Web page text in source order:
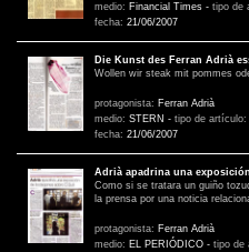
medio: Financial Times - tipo de
fecha: 21/06/2007
Die Kunst des Ferran Adrià
Wollen wir steak mit pommes
protagonista: Ferran Adrià
medio: STERN - tipo de artículo:
fecha: 21/06/2007
Adrià apadrina una
Como si se tratara un guiño
la prensa por una noticia
protagonista: Ferran Adrià
medio: EL PERIÓDICO - tipo de